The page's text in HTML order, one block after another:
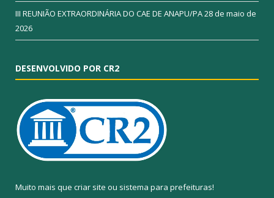
III REUNIÃO EXTRAORDINÁRIA DO CAE DE ANAPU/PA28 de maio de
2026
DESENVOLVIDO POR CR2
Muito mais que criar site ou sistema para prefeituras!